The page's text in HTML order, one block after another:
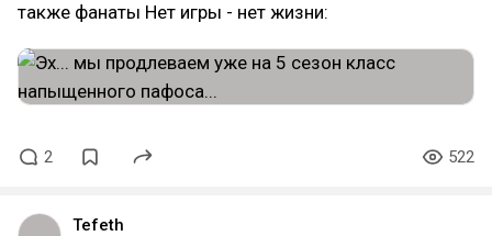
также фанаты Нет игры - нет жизни:
2 522
Tefeth